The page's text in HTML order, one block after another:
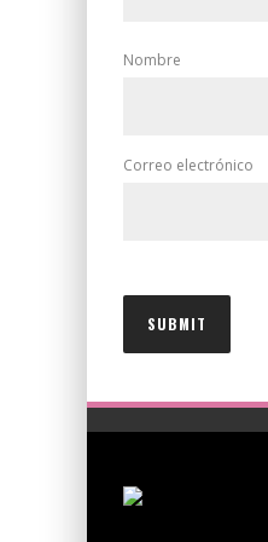
Nombre
Correo electrónico